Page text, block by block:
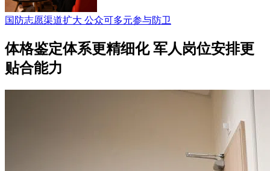
国防志愿渠道扩大 公众可多元参与防卫
体格鉴定体系更精细化 军人岗位安排更
贴合能力